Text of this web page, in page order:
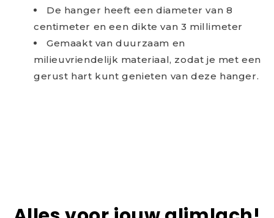
De hanger heeft een diameter van 8
centimeter en een dikte van 3 millimeter
Gemaakt van duurzaam en
milieuvriendelijk materiaal, zodat je met een
gerust hart kunt genieten van deze hanger.